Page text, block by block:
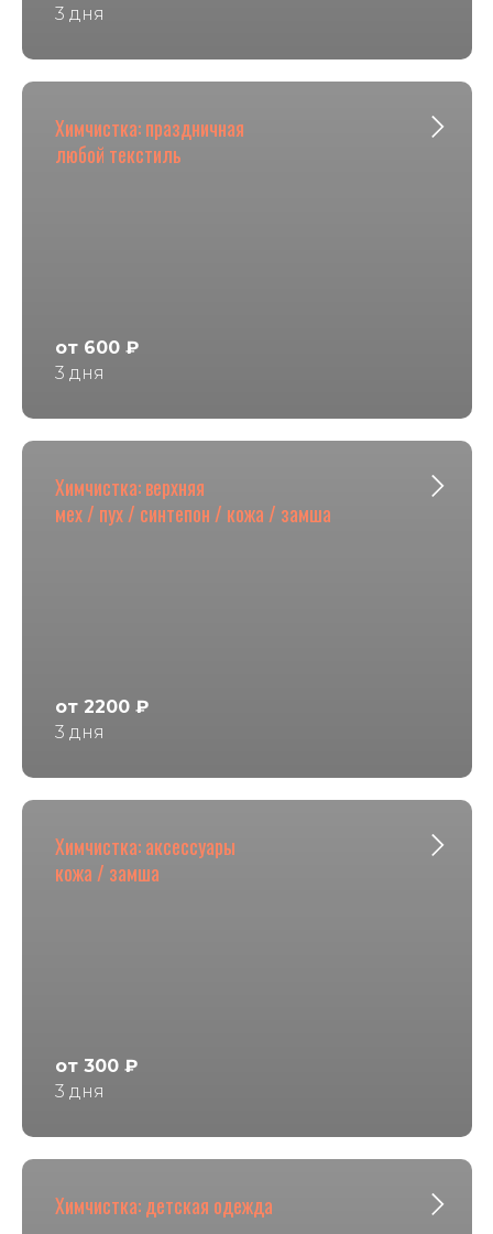
3 дня
Химчистка: праздничная
любой текстиль
от 600 ₽
3 дня
Химчистка: верхняя
мех / пух / синтепон / кожа / замша
от 2200 ₽
3 дня
Химчистка: аксессуары
кожа / замша
от 300 ₽
3 дня
Химчистка: детская одежда